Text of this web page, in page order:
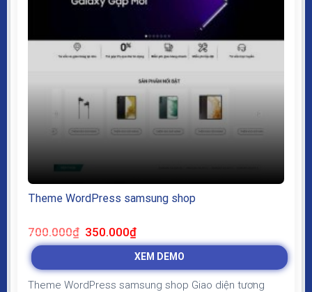
Theme WordPress samsung shop
700.000₫ Giá
gốc
là:
350.000₫Giá
tại
là:
XEM DEMO
Theme WordPress samsung shop Giao diện tương